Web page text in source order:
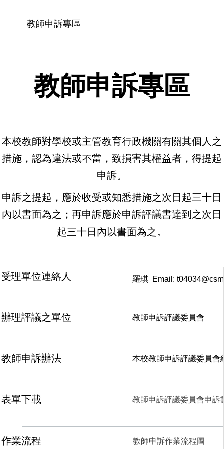
教師申訴專區
教師申訴專區
本校教師對學校或主管教育行政機關有關其個人之
措施，認為違法或不當，致損害其權益者，得提起
申訴。
申訴之提起，應於收受或知悉措施之次日起三十日
內以書面為之；再申訴應於申訴評議書達到之次日
起三十日內以書面為之。
受理單位連絡人 羅琪 Email:
辦理評議之單位 教師申訴評議委員會
教師申訴辦法 本校教師申訴評議委員會
表單下載 教師申訴評議委員會申訴
作業流程 教師申訴作業流程圖